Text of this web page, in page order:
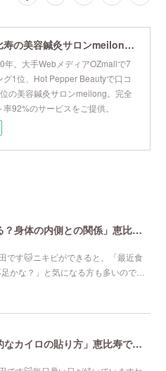
【公式】恵比寿の美容鍼灸サロンmeilong｜ツボを押さえた針・お灸の治療で美容と健康を叶えます
年。大手WebメディアOZmallで7
グ1位、Hot Pepper Beautyで口コ
の美容鍼灸サロンmeilong。完全
92%のサービスをご提供。
「ニキビができる場所でわかる？身体の内側との関係」恵比寿で口コミNo 1美容鍼灸ならmeilong
です🐱ニキビができると、「最近食
かな？」と気になる方も多いので…
「代謝アップならここ！効果的なカイロの貼り方」恵比寿で口コミNo 1美容鍼灸ならmeilong